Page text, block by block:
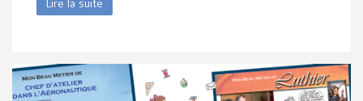
Lire la suite